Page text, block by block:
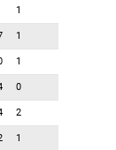
1
1
1
0
2
1